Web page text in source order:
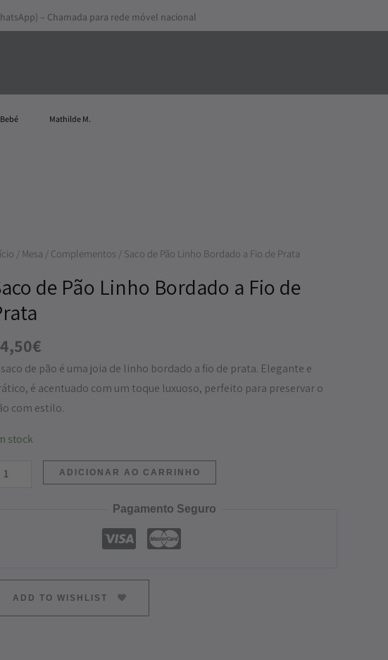
– Chamada para rede móvel nacional
Bebé Mathilde M.
/ Mesa / Complementos / Saco de Pão Linho Bordado a Fio de Prata
de Pão Linho Bordado a Fio de
€
saco de pão é uma joia de linho bordado a fio de prata. Elegante e
é acentuado com um toque luxuoso, perfeito para preservar o
com estilo.
stock
ADICIONAR AO CARRINHO
Pagamento Seguro
ADD TO WISHLIST